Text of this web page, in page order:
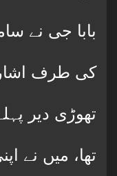
بابا جی نے
کی طرف
تھوڑی دیر
تھا، میں نے